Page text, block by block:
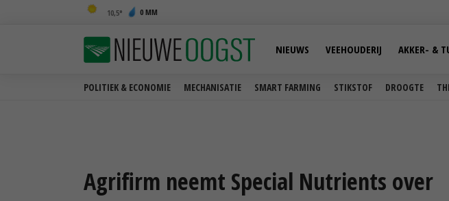
10,5 0 MM
POLITIEK & ECONOMIE MECHANISATIE SMART FARMING STIKSTOF DROOGTE
NIEUWS VEEHOUDERIJ AKKER- &
Agrifirm neemt Special Nutrients over